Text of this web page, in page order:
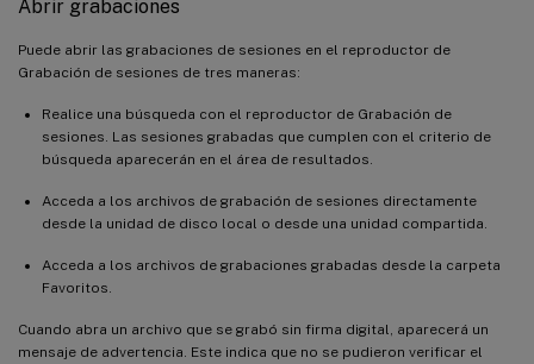
Abrir grabaciones
Puede abrir las grabaciones de sesiones en el reproductor de
Grabación de sesiones de tres maneras:
Realice una búsqueda con el reproductor de Grabación de
sesiones. Las sesiones grabadas que cumplen con el criterio de
búsqueda aparecerán en el área de resultados.
Acceda a los archivos de grabación de sesiones directamente
desde la unidad de disco local o desde una unidad compartida.
Acceda a los archivos de grabaciones grabadas desde la carpeta
Favoritos.
Cuando abra un archivo que se grabó sin firma digital, aparecerá un
mensaje de advertencia. Este indica que no se pudieron verificar el